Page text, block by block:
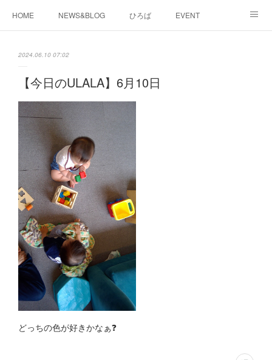
HOME NEWS&BLOG ひろば EVENT
2024.06.10 07:02
【今日のULALA】6月10日
どっちの色が好きかなぁ❓